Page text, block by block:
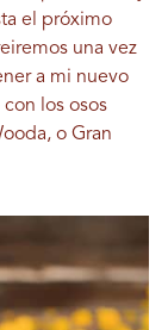
el próximo
una vez
a mi nuevo
los osos
o Gran